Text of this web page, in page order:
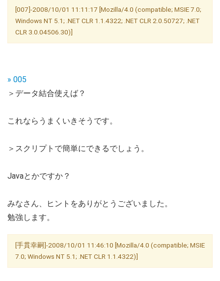
[007]-2008/10/01 11:11:17 [Mozilla/4.0 (compatible; MSIE 7.0;
Windows NT 5.1; .NET CLR 1.1.4322; .NET CLR 2.0.50727; .NET
CLR 3.0.04506.30)]
» 005
＞データ結合使えば？
これならうまくいきそうです。
＞スクリプトで簡単にできるでしょう。
Javaとかですか？
みなさん、ヒントをありがとうございました。
勉強します。
[手貫幸嗣]-2008/10/01 11:46:10 [Mozilla/4.0 (compatible; MSIE
7.0; Windows NT 5.1; .NET CLR 1.1.4322)]